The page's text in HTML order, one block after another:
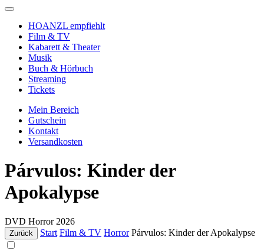
HOANZL empfiehlt
Film & TV
Kabarett & Theater
Musik
Buch & Hörbuch
Streaming
Tickets
Mein Bereich
Gutschein
Kontakt
Versandkosten
Párvulos: Kinder der
Apokalypse
DVD Horror 2026
Zurück Start Film & TV Horror Párvulos: Kinder der Apokalypse